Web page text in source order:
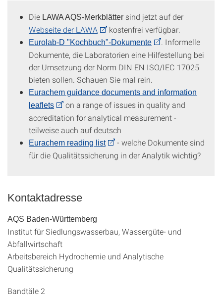
Die LAWA AQS-Merkblätter sind jetzt auf der
Webseite der LAWA
kostenfrei verfügbar.
Eurolab-D "Kochbuch"-Dokumente
. Informelle
Dokumente, die Laboratorien eine Hilfestellung bei
der Umsetzung der Norm DIN EN ISO/IEC 17025
bieten sollen. Schauen Sie mal rein.
Eurachem guidance documents and information
leaflets
on a range of issues in quality and
accreditation for analytical measurement -
teilweise auch auf deutsch
Eurachem reading list
- welche Dokumente sind
für die Qualitätssicherung in der Analytik wichtig?
Kontaktadresse
AQS Baden-Württemberg
Institut für Siedlungswasserbau, Wassergüte- und
Abfallwirtschaft
Arbeitsbereich Hydrochemie und Analytische
Qualitätssicherung
Bandtäle 2